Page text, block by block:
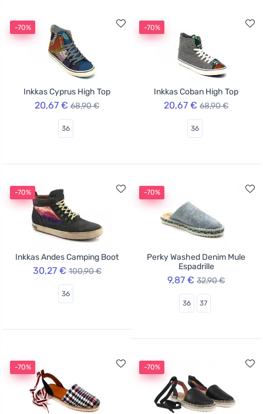
-70%
Inkkas Cyprus High Top
20,67 € 68,90 €
36
-70%
Inkkas Coban High Top
20,67 € 68,90 €
36
-70%
Inkkas Andes Camping Boot
30,27 € 100,90 €
36
-70%
Perky Washed Denim Mule
Espadrille
9,87 € 32,90 €
36 37
-70% -70%